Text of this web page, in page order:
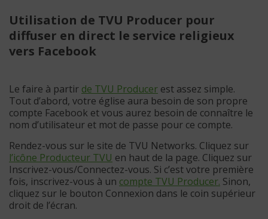
Utilisation de TVU Producer pour
diffuser en direct le service religieux
vers Facebook
Le faire à partir de TVU Producer est assez simple.
Tout d’abord, votre église aura besoin de son propre
compte Facebook et vous aurez besoin de connaître le
nom d’utilisateur et mot de passe pour ce compte.
Rendez-vous sur le site de TVU Networks. Cliquez sur
l’icône Producteur TVU en haut de la page. Cliquez sur
Inscrivez-vous/Connectez-vous. Si c’est votre première
fois, inscrivez-vous à un compte TVU Producer. Sinon,
cliquez sur le bouton Connexion dans le coin supérieur
droit de l’écran.